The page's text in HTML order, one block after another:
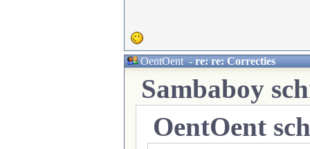
OentOent-re: re: Correcties
Sambaboy
OentOent